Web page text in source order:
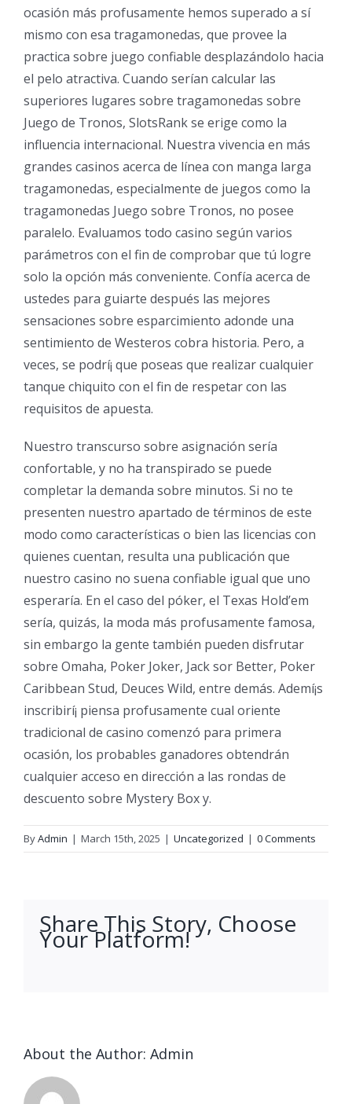
ocasión más profusamente hemos superado a sí
mismo con esa tragamonedas, que provee la
practica sobre juego confiable desplazándolo hacia
el pelo atractiva. Cuando serían calcular las
superiores lugares sobre tragamonedas sobre
Juego de Tronos, SlotsRank se erige como la
influencia internacional. Nuestra vivencia en más
grandes casinos acerca de línea con manga larga
tragamonedas, especialmente de juegos como la
tragamonedas Juego sobre Tronos, no posee
paralelo. Evaluamos todo casino según varios
parámetros con el fin de comprobar que tú logre
solo la opción más conveniente. Confía acerca de
ustedes para guiarte después las mejores
sensaciones sobre esparcimiento adonde una
sentimiento de Westeros cobra historia. Pero, a
veces, se podrí¡ que poseas que realizar cualquier
tanque chiquito con el fin de respetar con las
requisitos de apuesta.
Nuestro transcurso sobre asignación serí­a
confortable, y no ha transpirado se puede
completar la demanda sobre minutos. Si no te
presenten nuestro apartado de términos de este
modo­ como características o bien las licencias con
quienes cuentan, resulta una publicación que
nuestro casino no suena confiable igual que uno
esperaría. En el caso del póker, el Texas Hold’em
serí­a, quizás, la moda más profusamente famosa,
sin embargo la gente también pueden disfrutar
sobre Omaha, Poker Joker, Jack sor Better, Poker
Caribbean Stud, Deuces Wild, entre demás. Ademí¡s
inscribirí¡ piensa profusamente cual oriente
tradicional de casino comenzó para primera
ocasión, los probables ganadores obtendrán
cualquier acceso en dirección a las rondas de
descuento sobre Mystery Box y.
ByAdmin | March 15th, 2025 | Uncategorized | 0 Comments
Share This Story, Choose
Your Platform!
About the Author: Admin